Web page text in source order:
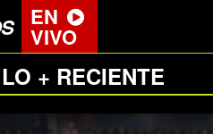
EN
VIVO
LO + RECIENTE